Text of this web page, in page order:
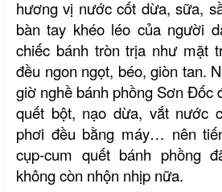
hương vị nước cốt dừa, sữa,
bàn tay khéo léo của người
chiếc bánh tròn trịa như mặt
đều ngon ngọt, béo, giòn tan.
giờ nghề bánh phồng Sơn Đốc
quết bột, nạo dừa, vắt nước
phơi đều bằng máy… nên
cụp-cum quết bánh phồng
không còn nhộn nhịp nữa.